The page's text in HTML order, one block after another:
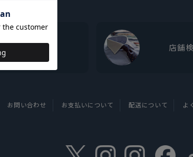
採用情報 店舗
お問い合わせ お支払いについて 配送について よ